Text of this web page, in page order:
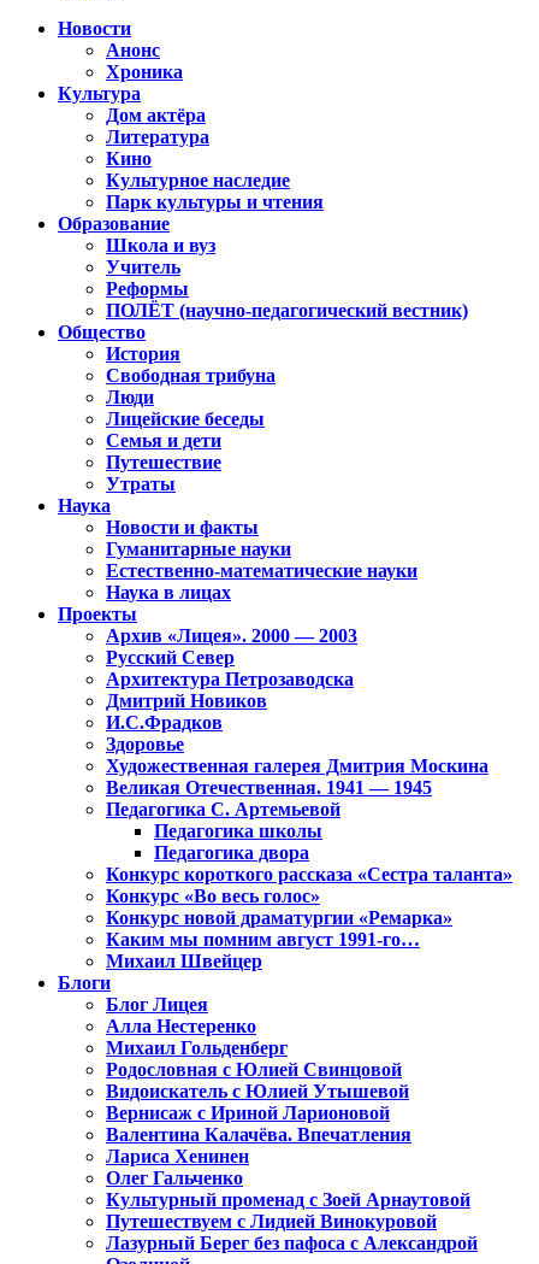
Новости
Анонс
Хроника
Культура
Дом актёра
Литература
Кино
Культурное наследие
Парк культуры и чтения
Образование
Школа и вуз
Учитель
Реформы
ПОЛЁТ (научно-педагогический вестник)
Общество
История
Свободная трибуна
Люди
Лицейские беседы
Семья и дети
Путешествие
Утраты
Наука
Новости и факты
Гуманитарные науки
Естественно-математические науки
Наука в лицах
Проекты
Архив «Лицея». 2000 — 2003
Русский Север
Архитектура Петрозаводска
Дмитрий Новиков
И.С.Фрадков
Здоровье
Художественная галерея Дмитрия Москина
Великая Отечественная. 1941 — 1945
Педагогика С. Артемьевой
Педагогика школы
Педагогика двора
Конкурс короткого рассказа «Сестра таланта»
Конкурс «Во весь голос»
Конкурс новой драматургии «Ремарка»
Каким мы помним август 1991-го…
Михаил Швейцер
Блоги
Блог Лицея
Алла Нестеренко
Михаил Гольденберг
Родословная с Юлией Свинцовой
Видоискатель с Юлией Утышевой
Вернисаж с Ириной Ларионовой
Валентина Калачёва. Впечатления
Лариса Хенинен
Олег Гальченко
Культурный променад с Зоей Арнаутовой
Путешествуем с Лидией Винокуровой
Лазурный Берег без пафоса с Александрой